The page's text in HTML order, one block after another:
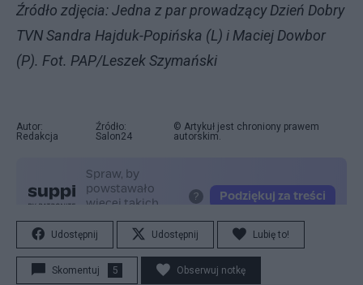
Źródło zdjęcia: Jedna z par prowadzący Dzień Dobry
TVN Sandra Hajduk-Popińska (L) i Maciej Dowbor
(P). Fot. PAP/Leszek Szymański
Autor:
Redakcja
Źródło:
Salon24
© Artykuł jest chroniony prawem
autorskim.
Udostępnij Udostępnij Lubię to!
Skomentuj 5 Obserwuj notkę